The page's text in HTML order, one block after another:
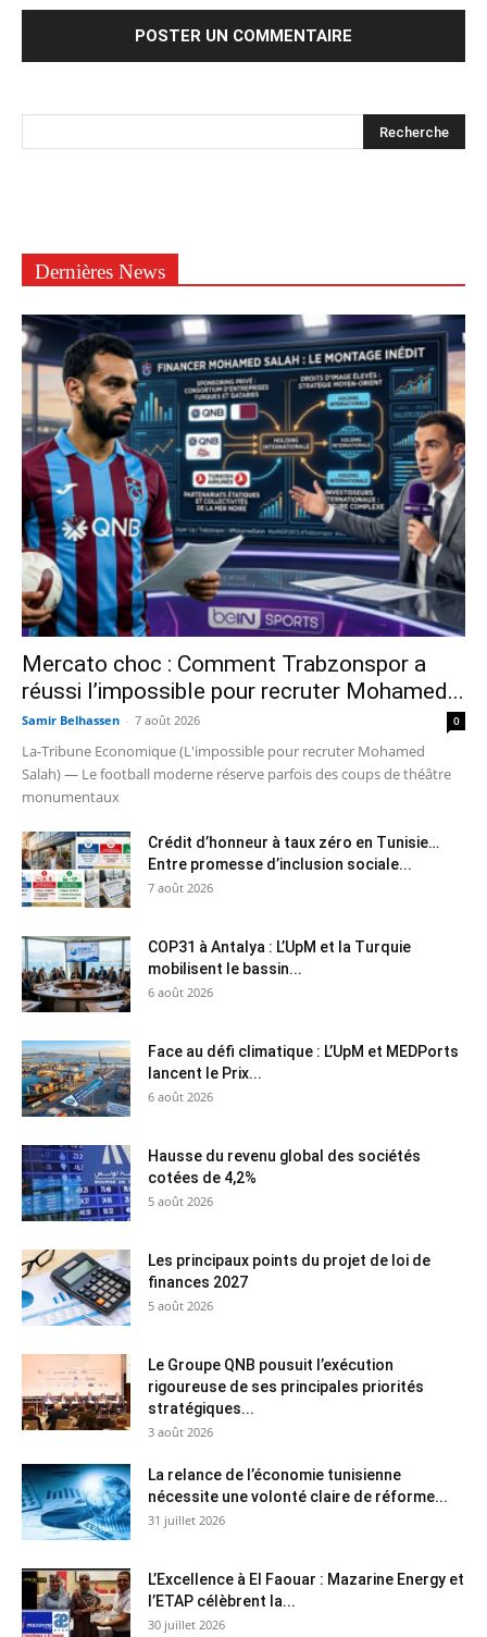
Dernières News
Mercato choc : Comment Trabzonspor a
réussi l’impossible pour recruter Mohamed...
Samir Belhassen - 7 août 2026 0
La-Tribune Economique (L'impossible pour recruter Mohamed
Salah) — Le football moderne réserve parfois des coups de théâtre
monumentaux
Crédit d’honneur à taux zéro en Tunisie…
Entre promesse d’inclusion sociale...
7 août 2026
COP31 à Antalya : L’UpM et la Turquie
mobilisent le bassin...
6 août 2026
Face au défi climatique : L’UpM et MEDPorts
lancent le Prix...
6 août 2026
Hausse du revenu global des sociétés
cotées de 4,2%
5 août 2026
Les principaux points du projet de loi de
finances 2027
5 août 2026
Le Groupe QNB pousuit l’exécution
rigoureuse de ses principales priorités
stratégiques...
3 août 2026
La relance de l’économie tunisienne
nécessite une volonté claire de réforme...
31 juillet 2026
L’Excellence à El Faouar : Mazarine Energy et
l’ETAP célèbrent la...
30 juillet 2026